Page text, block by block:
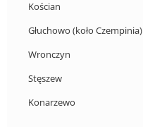
Kościan
Głuchowo (koło Czempinia)
Wronczyn
Stęszew
Konarzewo